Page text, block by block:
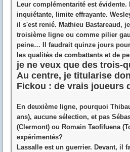
Leur complémentarité est
inquiétante, limite effrayante.
il s'est renié. Mathieu Bastareaud,
troisième ligne ou comme pilier
peine… Il faudrait quinze jours
les qualités de combattants et de
je ne veux que des trois-
Au centre, je titularise
Fickou : de vrais joueurs
En deuxième ligne, pourquoi
ans), aucune sélection, et pas
(Clermont) ou Romain Taofifuena
expérimentés?
Lassalle est un guerrier. Devant, il